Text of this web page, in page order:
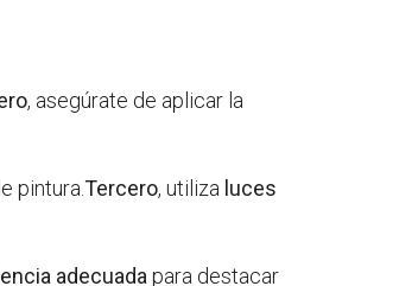
, asegúrate de aplicar la
pintura.Tercero, utiliza luces
adecuada para destacar